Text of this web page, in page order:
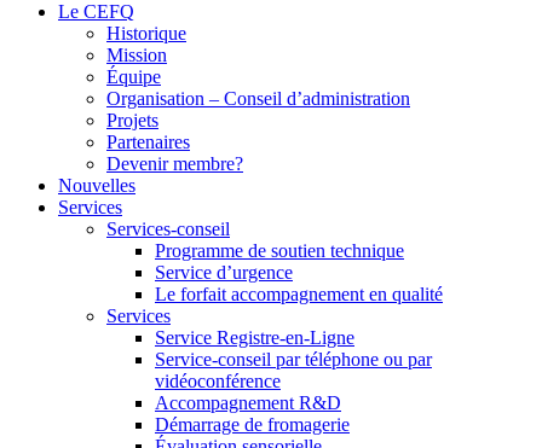
Le CEFQ
Historique
Mission
Équipe
Organisation – Conseil d’administration
Projets
Partenaires
Devenir membre?
Nouvelles
Services
Services-conseil
Programme de soutien technique
Service d’urgence
Le forfait accompagnement en qualité
Services
Service Registre-en-Ligne
Service-conseil par téléphone ou par
vidéoconférence
Accompagnement R&D
Démarrage de fromagerie